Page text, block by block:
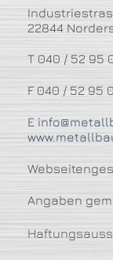
22844
T 040 / 52 95
F 040 / 52 95
E
Angaben